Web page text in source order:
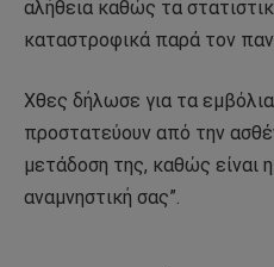
αλήθεια καθώς τα
καταστροφικά παρά τον
Χθες δήλωσε για τα
προστατεύουν από την
μετάδοση της, καθώς είναι
αναμνηστική σας”.